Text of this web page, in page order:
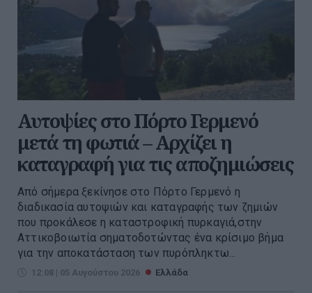
Αυτοψίες στο Πόρτο Γερμενό
μετά τη φωτιά – Αρχίζει η
καταγραφή για τις αποζημιώσεις
Από σήμερα ξεκίνησε στο Πόρτο Γερμενό η
διαδικασία αυτοψιών και καταγραφής των ζημιών
που προκάλεσε η καταστροφική πυρκαγιά,στην
Αττικοβοιωτία σηματοδοτώντας ένα κρίσιμο βήμα
για την αποκατάσταση των πυρόπληκτω...
12:08 | 05 Αυγούστου 2026 Ελλάδα